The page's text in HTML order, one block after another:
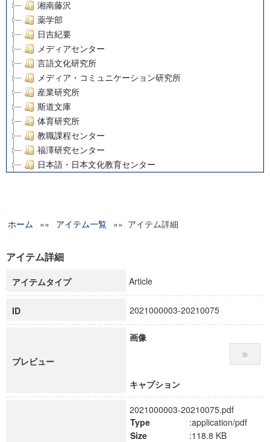
湘南藤沢
薬学部
日吉紀要
メディアセンター
言語文化研究所
メディア・コミュニケーション研究所
産業研究所
斯道文庫
体育研究所
教職課程センター
福澤研究センター
日本語・日本文化教育センター
グローバルリサーチインスティテュート
科学研究費補助金研究成果報告書
慶應義塾大学グローバルCOEプログラム市民社会ガバナンス
慶應義塾大学グローバルCOEプログラム論理と感性の先端的
博士課程教育リーディングプログラム「超成熟社会発展のサ
学術雑誌掲載論文等(8)
ホーム »» アイテム一覧 »» アイテム詳細
アイテム詳細
アイテムタイプ Article
ID 2021000003-20210075
プレビュー
画像
キャプション
2021000003-20210075.pdf
Type
:application/pdf
Size
:118.8 KB